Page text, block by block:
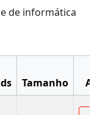
de informática
Tamanho